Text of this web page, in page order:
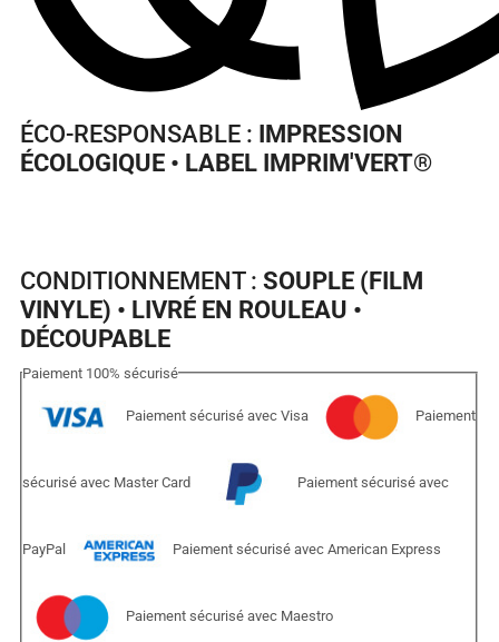
ÉCO-RESPONSABLE : IMPRESSION
ÉCOLOGIQUE • LABEL IMPRIM'VERT®
CONDITIONNEMENT : SOUPLE (FILM
VINYLE) • LIVRÉ EN ROULEAU •
DÉCOUPABLE
Paiement 100% sécurisé
Paiement sécurisé avec Visa Paiement
sécurisé avec Master Card Paiement sécurisé avec
PayPal Paiement sécurisé avec American Express
Paiement sécurisé avec Maestro